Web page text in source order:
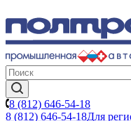
8 (812) 646-54-18
8 (812) 646-54-18Для